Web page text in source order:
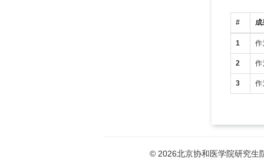
# 成
1 作
2 作
3 作
© 2026北京协和医学院研究生